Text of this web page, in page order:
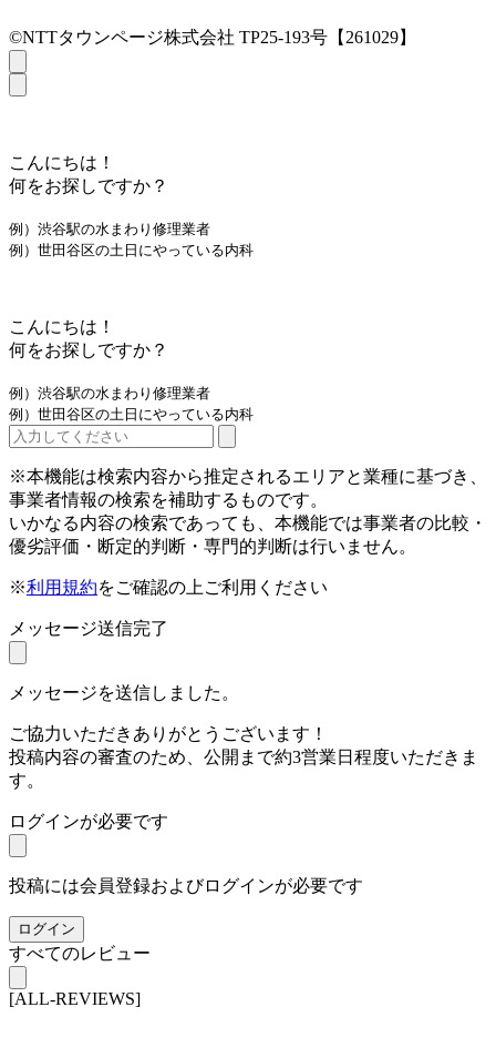
©NTTタウンページ株式会社 TP25-193号【261029】
こんにちは！
何をお探しですか？
例）渋谷駅の水まわり修理業者
例）世田谷区の土日にやっている内科
こんにちは！
何をお探しですか？
例）渋谷駅の水まわり修理業者
例）世田谷区の土日にやっている内科
※本機能は検索内容から推定されるエリアと業種に基づき、
事業者情報の検索を補助するものです。
いかなる内容の検索であっても、本機能では事業者の比較・
優劣評価・断定的判断・専門的判断は行いません。
※利用規約をご確認の上ご利用ください
メッセージ送信完了
メッセージを送信しました。
ご協力いただきありがとうございます！
投稿内容の審査のため、公開まで約3営業日程度いただきま
す。
ログインが必要です
投稿には会員登録およびログインが必要です
ログイン
すべてのレビュー
[ALL-REVIEWS]